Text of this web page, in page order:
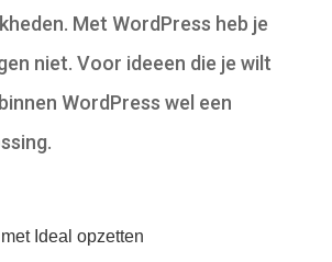
Met WordPress heb je
niet. Voor ideeen die je wilt
WordPress wel een
Ideal opzetten